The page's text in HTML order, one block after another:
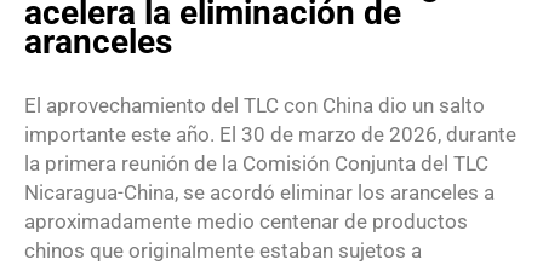
acelera la eliminación de
aranceles
El aprovechamiento del TLC con China dio un salto
importante este año. El 30 de marzo de 2026, durante
la primera reunión de la Comisión Conjunta del TLC
Nicaragua-China, se acordó eliminar los aranceles a
aproximadamente medio centenar de productos
chinos que originalmente estaban sujetos a